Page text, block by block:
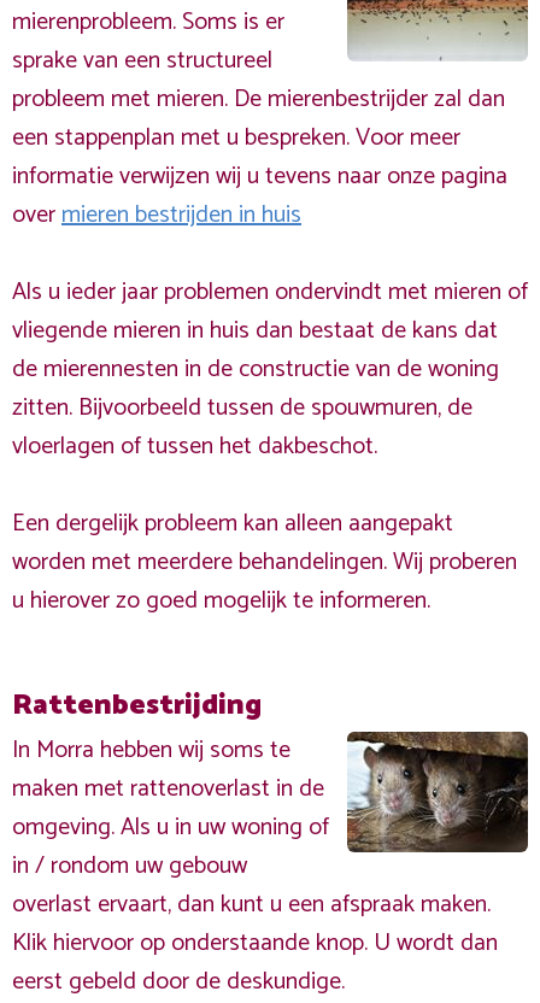
mierenprobleem. Soms is er
sprake van een structureel
probleem met mieren. De mierenbestrijder zal dan
een stappenplan met u bespreken. Voor meer
informatie verwijzen wij u tevens naar onze pagina
overmieren bestrijden in huis
Als u ieder jaar problemen ondervindt met mieren of
vliegende mieren in huis dan bestaat de kans dat
de mierennesten in de constructie van de woning
zitten. Bijvoorbeeld tussen de spouwmuren, de
vloerlagen of tussen het dakbeschot.
Een dergelijk probleem kan alleen aangepakt
worden met meerdere behandelingen. Wij proberen
u hierover zo goed mogelijk te informeren.
Rattenbestrijding
In Morra hebben wij soms te
maken met rattenoverlast in de
omgeving. Als u in uw woning of
in / rondom uw gebouw
overlast ervaart, dan kunt u een afspraak maken.
Klik hiervoor op onderstaande knop. U wordt dan
eerst gebeld door de deskundige.